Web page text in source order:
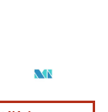
attribution sous CC BY